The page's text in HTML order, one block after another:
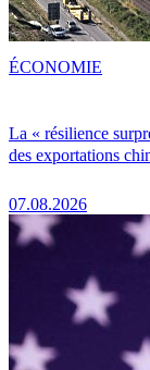
La « résilience
des exportations
07.08.2026
ÉCONOMIE